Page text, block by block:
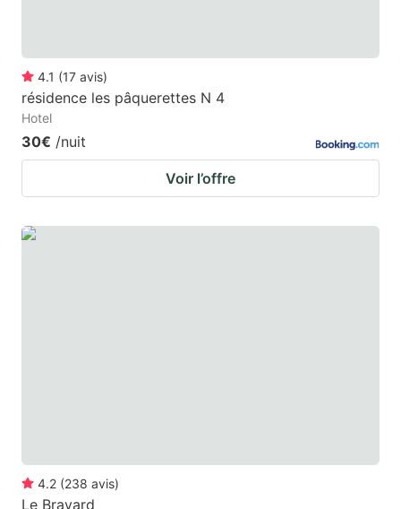
4.1 (17 avis)
résidence les pâquerettes N 4
Hotel
30€ /nuit
Voir l’offre
4.2 (238 avis)
Le Bravard